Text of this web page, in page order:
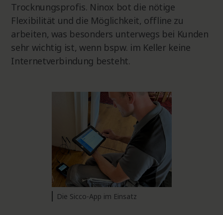
Trocknungsprofis. Ninox bot die nötige
Flexibilität und die Möglichkeit, offline zu
arbeiten, was besonders unterwegs bei Kunden
sehr wichtig ist, wenn bspw. im Keller keine
Internetverbindung besteht.
Die Sicco-App im Einsatz